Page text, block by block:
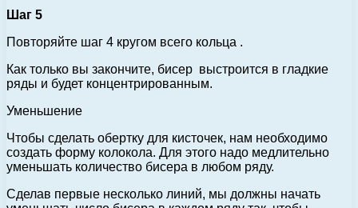
Шаг 5
Повторяйте шаг 4 кругом всего кольца .
Как только вы закончите, бисер выстроится в гладкие
ряды и будет концентрированным.
Уменьшение
Чтобы сделать обертку для кисточек, нам необходимо
создать форму колокола. Для этого надо медлительно
уменьшать количество бисера в любом ряду.
Сделав первые несколько линий, мы должны начать